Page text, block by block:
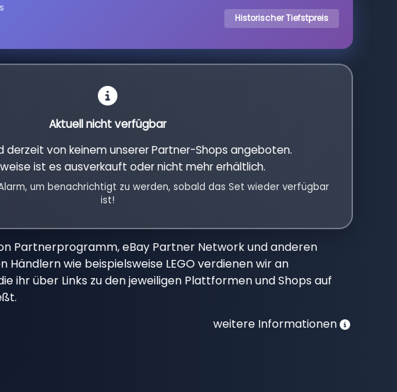
Historischer Tiefstpreis
Aktuell nicht verfügbar
derzeit von keinem unserer Partner-Shops angeboten.
ist es ausverkauft oder nicht mehr erhältlich.
um benachrichtigt zu werden, sobald das Set wieder verfügbar
ist!
Partnerprogramm, eBay Partner Network und anderen
wie beispielsweise LEGO verdienen wir an
ihr über Links zu den jeweiligen Plattformen und Shops auf
weitere Informationen